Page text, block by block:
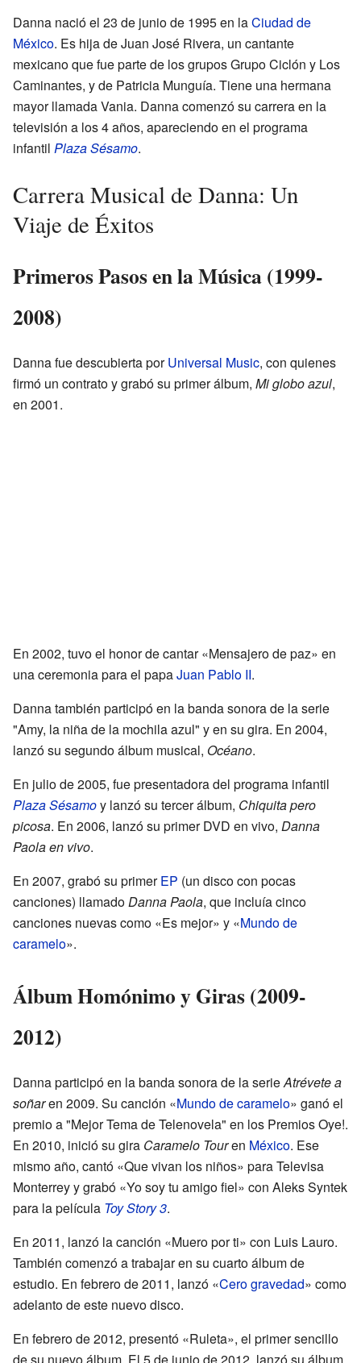
Danna nació el 23 de junio de 1995 en laCiudad de
México. Es hija de Juan José Rivera, un cantante
mexicano que fue parte de los grupos Grupo Ciclón y Los
Caminantes, y de Patricia Munguía. Tiene una hermana
mayor llamada Vania. Danna comenzó su carrera en la
televisión a los 4 años, apareciendo en el programa
infantil Plaza Sésamo.
Carrera Musical de Danna: Un
Viaje de Éxitos
Primeros Pasos en la Música (1999-
2008)
Danna fue descubierta porUniversal Music, con quienes
firmó un contrato y grabó su primer álbum, Mi globo azul,
en 2001.
En 2002, tuvo el honor de cantar «Mensajero de paz» en
una ceremonia para el papaJuan Pablo II.
Danna también participó en la banda sonora de la serie
"Amy, la niña de la mochila azul" y en su gira. En 2004,
lanzó su segundo álbum musical, Océano.
En julio de 2005, fue presentadora del programa infantil
Plaza Sésamoy lanzó su tercer álbum, Chiquita pero
picosa. En 2006, lanzó su primer DVD en vivo, Danna
Paola en vivo.
En 2007, grabó su primerEP (un disco con pocas
canciones) llamadoDanna Paola, que incluía cinco
canciones nuevas como «Es mejor» y «Mundo de
caramelo».
Álbum Homónimo y Giras (2009-
2012)
Danna participó en la banda sonora de la serieAtrévete a
soñaren 2009. Su canción «Mundo de caramelo» ganó el
premio a "Mejor Tema de Telenovela" en los Premios Oye!.
En 2010, inició su gira Caramelo Touren México. Ese
mismo año, cantó «Que vivan los niños» para Televisa
Monterrey y grabó «Yo soy tu amigo fiel» con Aleks Syntek
para la película Toy Story 3.
En 2011, lanzó la canción «Muero por ti» con Luis Lauro.
También comenzó a trabajar en su cuarto álbum de
estudio. En febrero de 2011, lanzó «Cero gravedad» como
adelanto de este nuevo disco.
En febrero de 2012, presentó «Ruleta», el primer sencillo